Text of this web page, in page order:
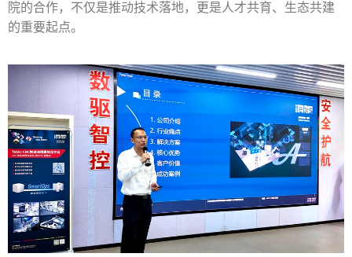
院的合作，不仅是推动技术落地，更是人才共育、生态共建
的重要起点。